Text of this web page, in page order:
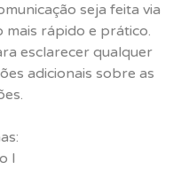
seja feita via
rápido e prático.
esclarecer qualquer
adicionais sobre as
I